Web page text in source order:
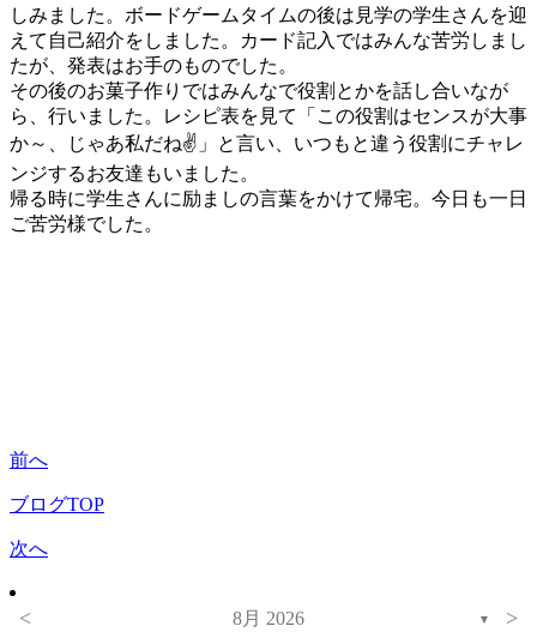
しみました。ボードゲームタイムの後は見学の学生さんを迎
えて自己紹介をしました。カード記入ではみんな苦労しまし
たが、発表はお手のものでした。
その後のお菓子作りではみんなで役割とかを話し合いなが
ら、行いました。レシピ表を見て「この役割はセンスが大事
か～、じゃあ私だね✌️」と言い、いつもと違う役割にチャレ
ンジするお友達もいました。
帰る時に学生さんに励ましの言葉をかけて帰宅。今日も一日
ご苦労様でした。
前へ
ブログTOP
次へ
< 8月 2026 ▼ >